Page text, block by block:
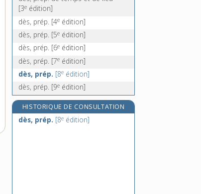
désaccorder, v. tr.
désaccouplement, n. m.
[3e édition]
dès, prép. [4e édition]
dès, prép. [5e édition]
dès, prép. [6e édition]
dès, prép. [7e édition]
dès, prép. [8e édition]
dès, prép. [9e édition]
HISTORIQUE DE CONSULTATION
dès, prép. [8e édition]